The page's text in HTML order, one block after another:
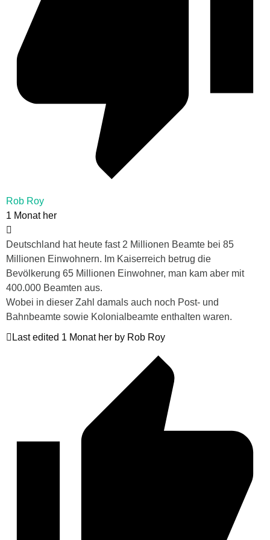
Rob Roy
1 Monat her
Deutschland hat heute fast 2 Millionen Beamte bei 85
Millionen Einwohnern. Im Kaiserreich betrug die
Bevölkerung 65 Millionen Einwohner, man kam aber mit
400.000 Beamten aus.
Wobei in dieser Zahl damals auch noch Post- und
Bahnbeamte sowie Kolonialbeamte enthalten waren.
Last edited 1 Monat her by Rob Roy